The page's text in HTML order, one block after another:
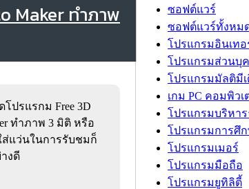
Maker ทำภาพ
ปรแรกม Free 3D
ทำภาพ 3 มิติ หรือ
ส่แว่นในการรับชมก็
งดี
ซอฟต์แวร์
ซอฟต์แวร์ทั้งหม
โปรแกรมอินเทอ
โปรแกรมส่วนบุ
โปรแกรมมัลติมีเ
เกม PC คอมพิวเ
โปรแกรมบริหา
โปรแกรมการศึ
โปรแกรมเมอร์
โปรแกรมมือถือ
โปรแกรมยูทิลิตี้